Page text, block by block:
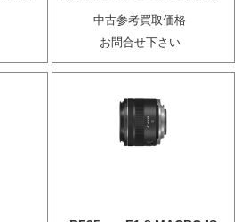
中古参考買取価格
お問合せ下さい